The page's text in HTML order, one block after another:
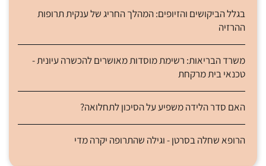
בגלל הביקושים והזיופים: המהלך החריג של ענקית תרופות
ההרזיה
משרד הבריאות: רשימת מוסדות מאושרים להכשרה עיונית -
טכנאי בית מרקחת
האם סדר הלידה משפיע על הסיכון לתחלואה?
הרופא שחלה בסרטן - וגילה שהתרופה יקרה מדי